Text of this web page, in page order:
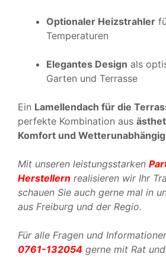
Optionaler Heizstrahler
Temperaturen
Elegantes Design als
Garten und Terrasse
Ein Lamellendach für die
perfekte Kombination aus
Komfort und
Mit unseren leistungsstarken
Herstellern realisieren wir Ihr
schauen Sie auch gerne mal in
aus Freiburg und der Regio.
Für alle Fragen und
0761-132054 gerne mit Rat